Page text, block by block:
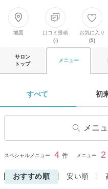
地図
口コミ投稿
(-)
お気に入り
(5)
サロン
トップ
メニュー
すべて 初
メニ
フェイシャルエステ
スペシャルメニュー 4 件 メニュー 2
おすすめ順 安い順